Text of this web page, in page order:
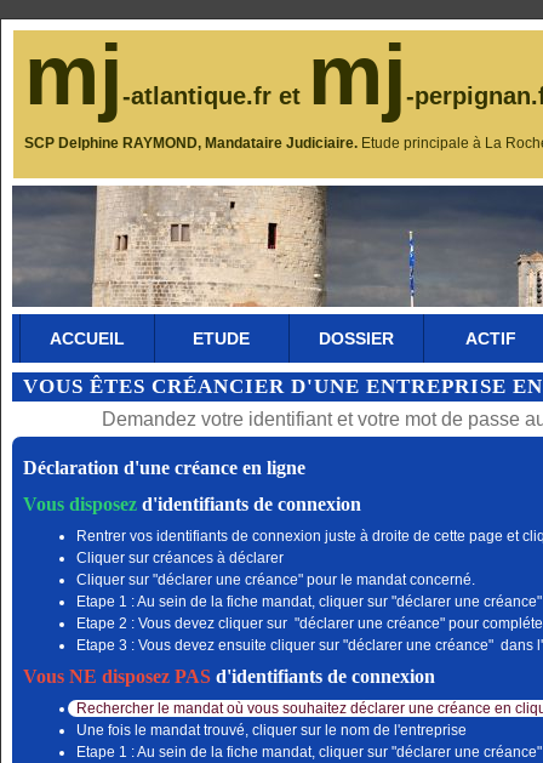
mj-atlantique.fr et mj-
SCP Delphine RAYMOND, Mandataire Judiciaire. Etude principale à La
ACCUEIL ETUDE DOSSIER ACTIF
VOUS ÊTES CRÉANCIER D'UNE ENTREPRISE
Demandez votre identifiant et votre mot de passe
Déclaration d'une créance en ligne
Vous disposezd'identifiants de connexion
Rentrer vos identifiants de connexion juste à droite de cette page et
Cliquer sur créances à déclarer
Cliquer sur "déclarer une créance" pour le mandat concerné.
Etape 1 : Au sein de la fiche mandat, cliquer sur "déclarer une créance"
Etape 2 : Vous devez cliquer sur "déclarer une créance" pour
Etape 3 : Vous devez ensuite cliquer sur "déclarer une créance" dans
Vous NE disposez PASd'identifiants de connexion
Rechercher le mandat où vous souhaitez déclarer une créance en
Une fois le mandat trouvé, cliquer sur le nom de l'entreprise
Etape 1 : Au sein de la fiche mandat, cliquer sur "déclarer une créance"